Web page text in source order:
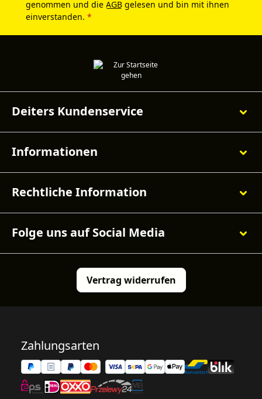
genommen und die AGB gelesen und bin mit ihnen
einverstanden. *
Deiters Kundenservice
Informationen
Rechtliche Information
Folge uns auf Social Media
Vertrag widerrufen
Zahlungsarten